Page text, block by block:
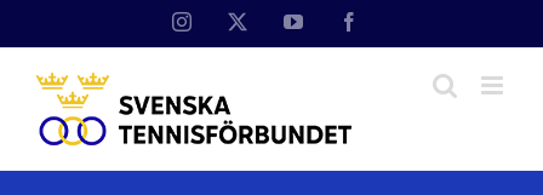
Instagram YouTube